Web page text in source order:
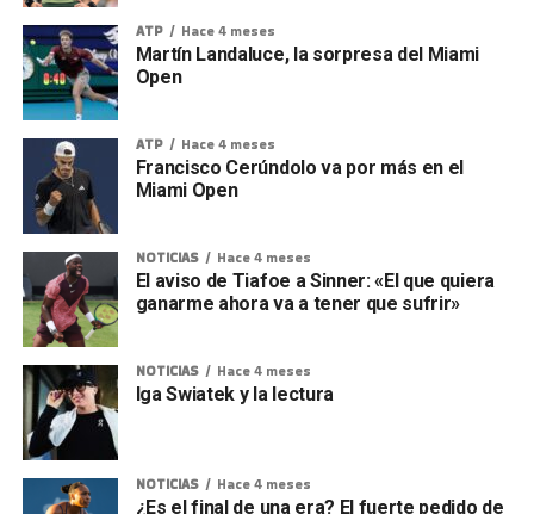
ATP Hace 4 meses
Martín Landaluce, la sorpresa del Miami
Open
ATP Hace 4 meses
Francisco Cerúndolo va por más en el
Miami Open
NOTICIAS Hace 4 meses
El aviso de Tiafoe a Sinner: «El que quiera
ganarme ahora va a tener que sufrir»
NOTICIAS Hace 4 meses
Iga Swiatek y la lectura
NOTICIAS Hace 4 meses
¿Es el final de una era? El fuerte pedido de